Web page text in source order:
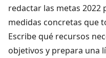
redactar las metas 2022
medidas concretas que
Escribe qué recursos
objetivos y prepara una